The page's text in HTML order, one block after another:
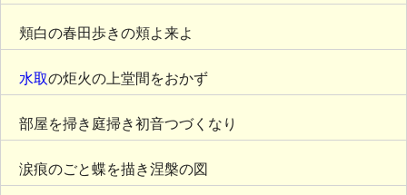
頬白の春田歩きの頬よ来よ
水取の炬火の上堂間をおかず
部屋を掃き庭掃き初音つづくなり
涙痕のごと蝶を描き涅槃の図